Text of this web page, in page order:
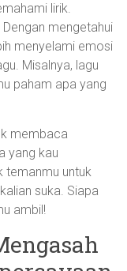
lirik.
mengetahui
menyelami emosi
Misalnya, lagu
paham apa yang
membaca
yang kau
temanmu untuk
suka. Siapa
ambil!